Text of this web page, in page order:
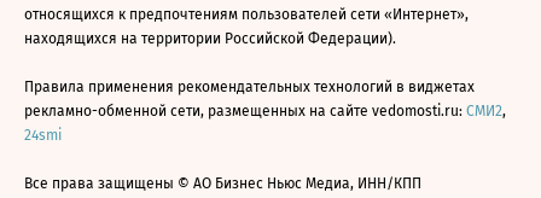
относящихся к предпочтениям пользователей сети «Интернет»,
находящихся на территории Российской Федерации).
Правила применения рекомендательных технологий в виджетах
рекламно-обменной сети, размещенных на сайте vedomosti.ru: СМИ2,
24smi
Все права защищены © АО Бизнес Ньюс Медиа, ИНН/КПП